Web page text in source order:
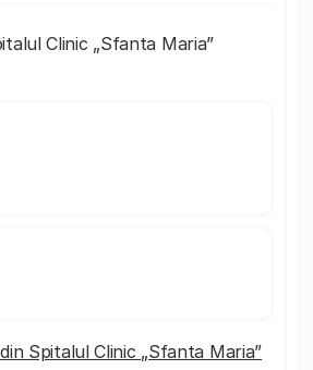
Clinic „Sfanta Maria”
Spitalul Clinic „Sfanta Maria”